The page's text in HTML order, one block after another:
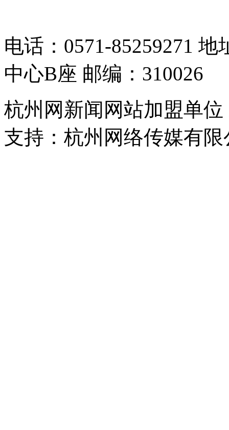
电话：0571-85259271
中心B座 邮编：310026
杭州网新闻网站加盟单
支持：杭州网络传媒有限